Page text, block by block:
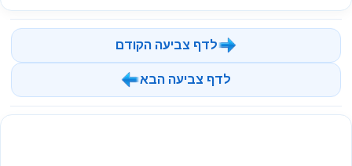
לדף צביעה הקודם
לדף צביעה הבא